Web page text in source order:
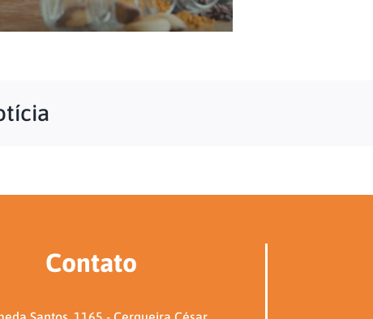
Contato